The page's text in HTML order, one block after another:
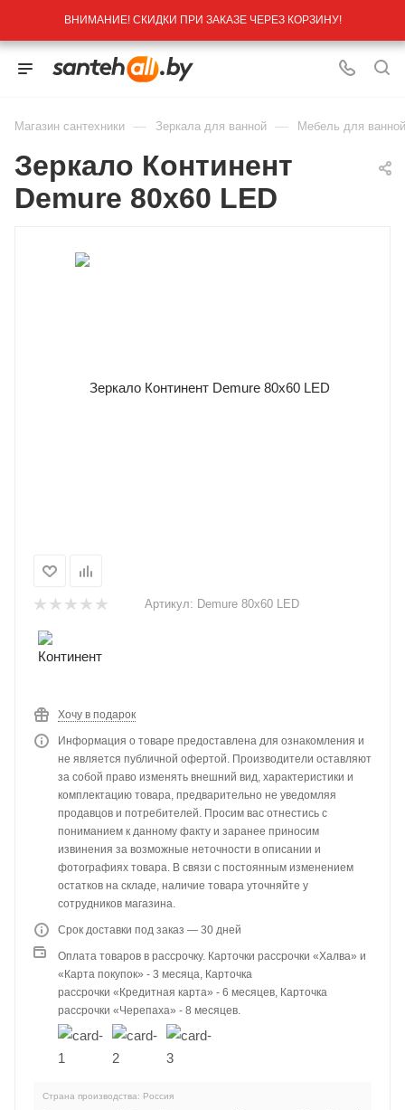
ВНИМАНИЕ! СКИДКИ ПРИ ЗАКАЗЕ ЧЕРЕЗ КОРЗИНУ!
Магазин сантехники — Зеркала для ванной — Мебель для
Зеркало Континент
Demure 80х60 LED
Артикул: Demure 80х60 LED
Хочу в подарок
Информация о товаре предоставлена для ознакомления и
не является публичной офертой. Производители оставляют
за собой право изменять внешний вид, характеристики и
комплектацию товара, предварительно не уведомляя
продавцов и потребителей. Просим вас отнестись с
пониманием к данному факту и заранее приносим
извинения за возможные неточности в описании и
фотографиях товара. В связи с постоянным изменением
остатков на складе, наличие товара уточняйте у
сотрудников магазина.
Срок доставки под заказ — 30 дней
Оплата товаров в рассрочку. Карточки рассрочки «Халва» и
«Карта покупок» - 3 месяца, Карточка
рассрочки «Кредитная карта» - 6 месяцев, Карточка
рассрочки «Черепаха» - 8 месяцев.
Страна производства: Россия